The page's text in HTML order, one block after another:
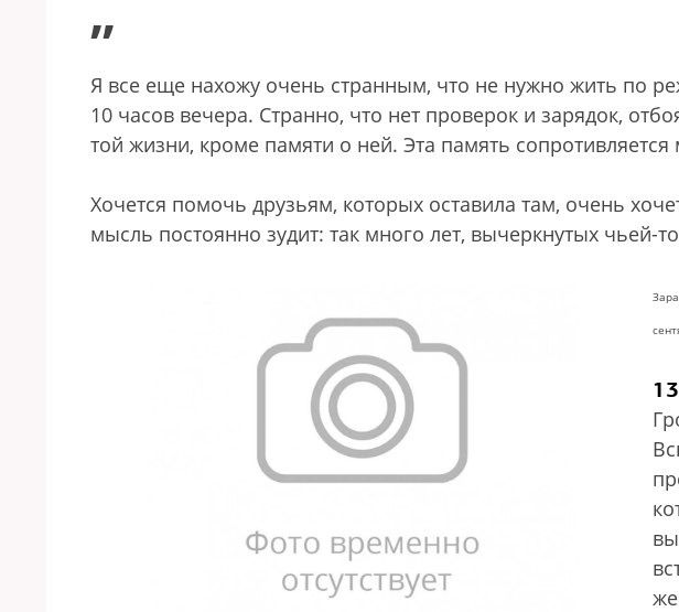
”
Я все еще нахожу очень странным, что не нужно жить по
10 часов вечера. Странно, что нет проверок и зарядок,
той жизни, кроме памяти о ней. Эта память
Хочется помочь друзьям, которых оставила там, очень
мысль постоянно зудит: так много лет, вычеркнутых чьей-